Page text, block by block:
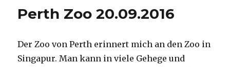
Perth
Perth Zoo 20.09.2016
Der Zoo von Perth erinnert mich an den Zoo in
Singapur. Man kann in viele Gehege und